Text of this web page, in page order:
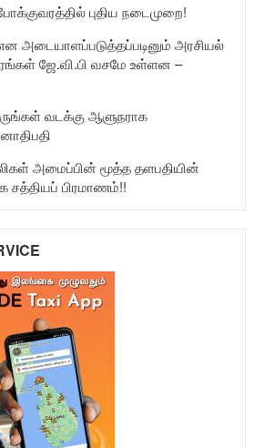
புதிய நடைமுறை!
அடையாளப்படுத்தப்படினும் அரசியல்
ஜே.வி.பி வசமே உள்ளன –
வடக்கு ஆளுநராக
அமைப்பின் மூத்த தளபதியின்
பிரமாணம்!!